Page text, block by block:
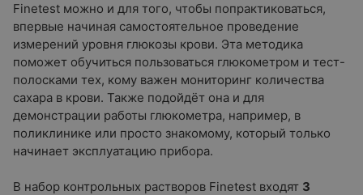
Finetest можно и для того, чтобы попрактиковаться,
впервые начиная самостоятельное проведение
измерений уровня глюкозы крови. Эта методика
поможет обучиться пользоваться глюкометром и тест-
полосками тех, кому важен мониторинг количества
сахара в крови. Также подойдёт она и для
демонстрации работы глюкометра, например, в
поликлинике или просто знакомому, который только
начинает эксплуатацию прибора.
В набор контрольных растворов Finetest входят 3